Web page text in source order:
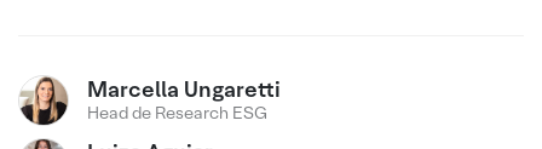
Marcella Ungaretti
Head de Research ESG